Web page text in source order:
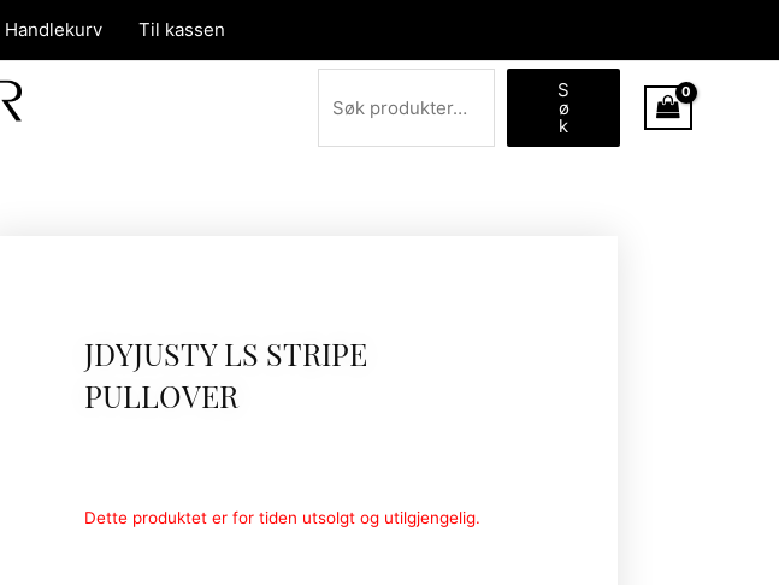
Handlekurv Til kassen
Søk
S
ø
k
JDYJUSTY LS STRIPE
PULLOVER
Dette produktet er for tiden utsolgt og utilgjengelig.